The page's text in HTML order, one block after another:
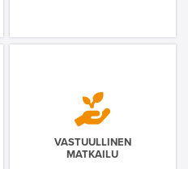
VASTUULLINEN
MATKAILU